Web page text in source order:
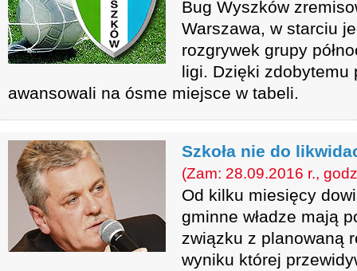
Bug Wyszków
Warszawa, w starciu
rozgrywek grupy
ligi. Dzięki zdobytemu
awansowali na ósme miejsce w tabeli.
Szkoła nie do
(Zam: 28.09.2016 r.,
Od kilku miesięcy
gminne władze mają
związku z planowaną
wyniku której